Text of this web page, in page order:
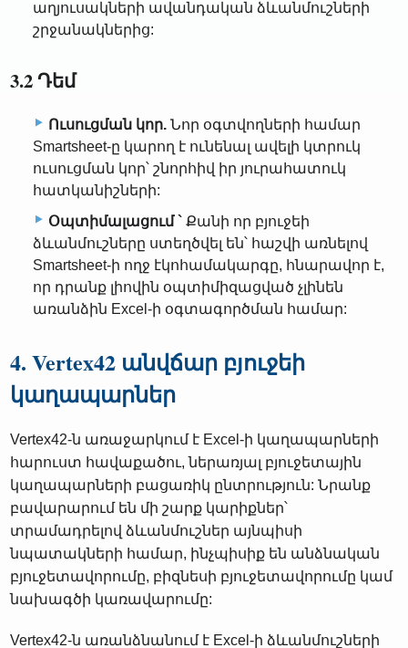
աղյուսակների ավանդական ձևանմուշների
շրջանակներից:
3.2 Դեմ
Ուսուցման կոր. Նոր օգտվողների համար
Smartsheet-ը կարող է ունենալ ավելի կտրուկ
ուսուցման կոր՝ շնորհիվ իր յուրահատուկ
հատկանիշների:
Օպտիմալացում ` Քանի որ բյուջեի
ձևանմուշները ստեղծվել են՝ հաշվի առնելով
Smartsheet-ի ողջ էկոհամակարգը, հնարավոր է,
որ դրանք լիովին օպտիմիզացված չլինեն
առանձին Excel-ի օգտագործման համար:
4. Vertex42 անվճար բյուջեի
կաղապարներ
Vertex42-ն առաջարկում է Excel-ի կաղապարների
հարուստ հավաքածու, ներառյալ բյուջետային
կաղապարների բացառիկ ընտրություն: Նրանք
բավարարում են մի շարք կարիքներ՝
տրամադրելով ձևանմուշներ այնպիսի
նպատակների համար, ինչպիսիք են անձնական
բյուջետավորումը, բիզնեսի բյուջետավորումը կամ
նախագծի կառավարումը:
Vertex42-ն առանձնանում է Excel-ի ձևանմուշների